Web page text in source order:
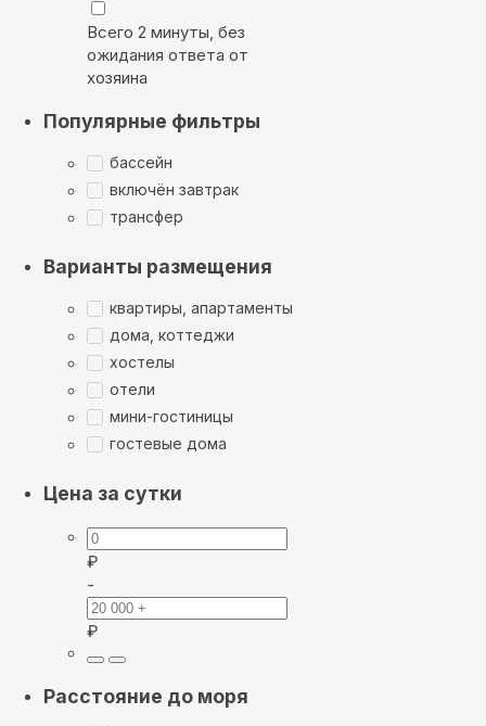
Всего 2 минуты, без
ожидания ответа от
хозяина
Популярные фильтры
бассейн
включён завтрак
трансфер
Варианты размещения
квартиры, апартаменты
дома, коттеджи
хостелы
отели
мини-гостиницы
гостевые дома
Цена за сутки
₽
-
₽
Расстояние до моря